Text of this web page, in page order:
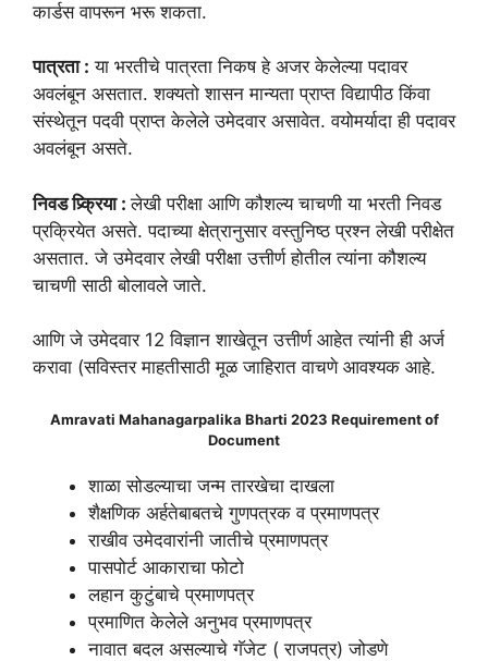
कार्डस वापरून भरू शकता.
पात्रता : या भरतीचे पात्रता निकष हे अजर केलेल्या पदावर
अवलंबून असतात. शक्यतो शासन मान्यता प्राप्त विद्यापीठ किंवा
संस्थेतून पदवी प्राप्त केलेले उमेदवार असावेत. वयोमर्यादा ही पदावर
अवलंबून असते.
निवड प्र्क्रिया :लेखी परीक्षा आणि कौशल्य चाचणी या भरती निवड
प्रक्रियेत असते. पदाच्या क्षेत्रानुसार वस्तुनिष्ठ प्रश्न लेखी परीक्षेत
असतात. जे उमेदवार लेखी परीक्षा उत्तीर्ण होतील त्यांना कौशल्य
चाचणी साठी बोलावले जाते.
आणि जे उमेदवार 12 विज्ञान शाखेतून उत्तीर्ण आहेत त्यांनी ही अर्ज
करावा (सविस्तर माहतीसाठी मूळ जाहिरात वाचणे आवश्यक आहे.
Amravati Mahanagarpalika Bharti 2023 Requirement of
Document
शाळा सोडल्याचा जन्म तारखेचा दाखला
शैक्षणिक अर्हतेबाबतचे गुणपत्रक व प्रमाणपत्र
राखीव उमेदवारांनी जातीचे प्रमाणपत्र
पासपोर्ट आकाराचा फोटो
लहान कुटुंबाचे प्रमाणपत्र
प्रमाणित केलेले अनुभव प्रमाणपत्र
नावात बदल असल्याचे गॅजेट ( राजपत्र) जोडणे